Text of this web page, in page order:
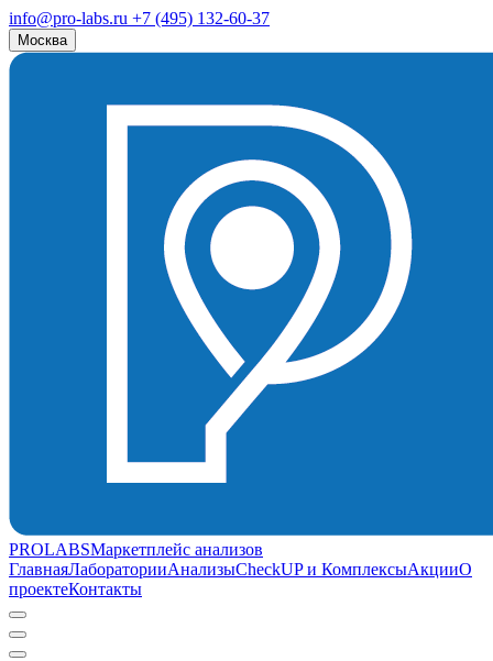
info@pro-labs.ru +7 (495) 132-60-37
Москва
PROLABSМаркетплейс анализов
ГлавнаяЛабораторииАнализыCheckUP и КомплексыАкцииО
проектеКонтакты